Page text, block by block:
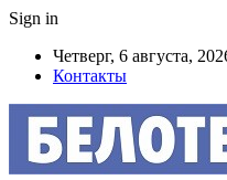
Sign in
Четверг, 6 августа,
Контакты